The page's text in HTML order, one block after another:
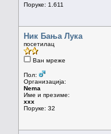
Поруке: 1.611
Ник Бања Лука
посетилац
Ван мреже
Пол:
Организација:
Nema
Име и презиме:
xxx
Поруке: 32